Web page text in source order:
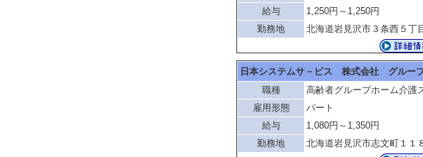
給与
1,250円～1,250円
勤務地
北海道岩見沢市３条西５丁
日本システムサ－ビス 株式会社 グルー
職種
高齢者グループホーム介護
雇用形態
パート
給与
1,080円～1,350円
勤務地
北海道岩見沢市志文町１１